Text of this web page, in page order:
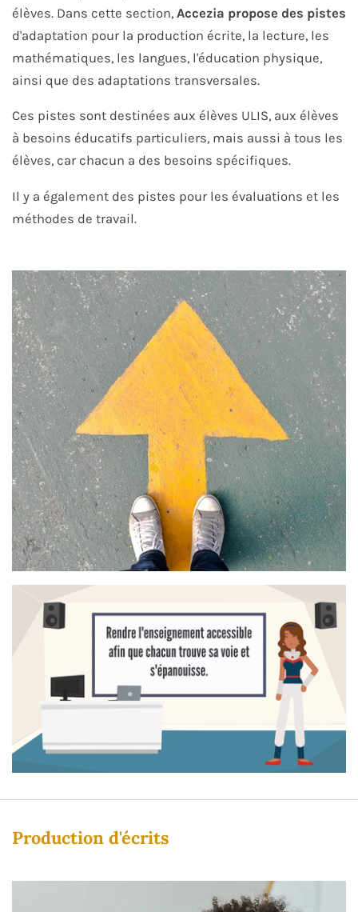
élèves. Dans cette section, Accezia propose des pistes
d'adaptation pour la production écrite, la lecture, les
mathématiques, les langues, l'éducation physique,
ainsi que des adaptations transversales.
Ces pistes sont destinées aux élèves ULIS, aux élèves
à besoins éducatifs particuliers, mais aussi à tous les
élèves, car chacun a des besoins spécifiques.
Il y a également des pistes pour les évaluations et les
méthodes de travail.
Production d'écrits